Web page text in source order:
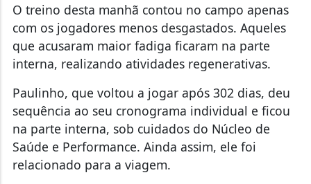
O treino desta manhã contou no campo apenas
com os jogadores menos desgastados. Aqueles
que acusaram maior fadiga ficaram na parte
interna, realizando atividades regenerativas.
Paulinho, que voltou a jogar após 302 dias, deu
sequência ao seu cronograma individual e ficou
na parte interna, sob cuidados do Núcleo de
Saúde e Performance. Ainda assim, ele foi
relacionado para a viagem.